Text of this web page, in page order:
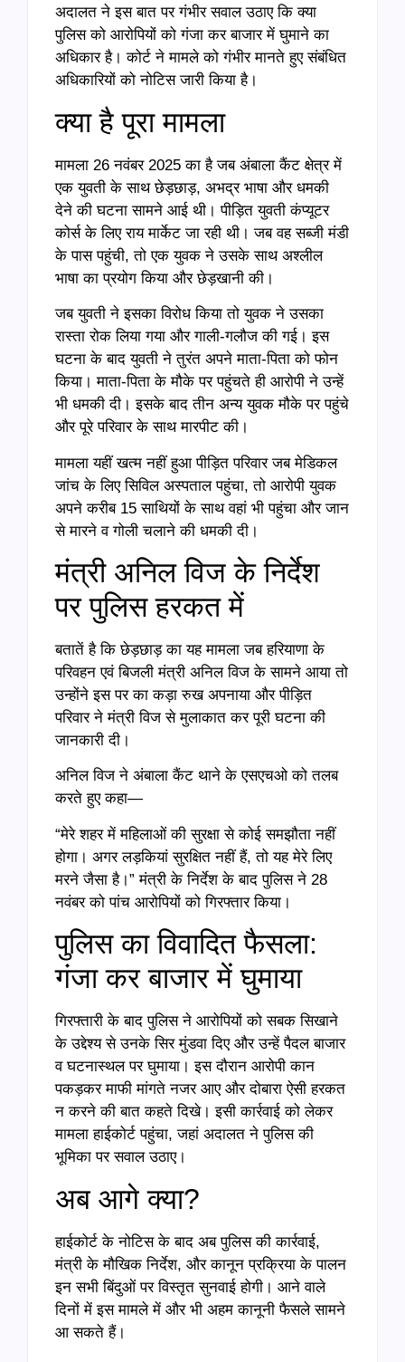
अदालत ने इस बात पर गंभीर सवाल उठाए कि क्या
पुलिस को आरोपियों को गंजा कर बाजार में घुमाने का
अधिकार है। कोर्ट ने मामले को गंभीर मानते हुए संबंधित
अधिकारियों को नोटिस जारी किया है।
क्या है पूरा मामला
मामला 26 नवंबर 2025 का है जब अंबाला कैंट क्षेत्र में
एक युवती के साथ छेड़छाड़, अभद्र भाषा और धमकी
देने की घटना सामने आई थी। पीड़ित युवती कंप्यूटर
कोर्स के लिए राय मार्केट जा रही थी। जब वह सब्जी मंडी
के पास पहुंची, तो एक युवक ने उसके साथ अश्लील
भाषा का प्रयोग किया और छेड़खानी की।
जब युवती ने इसका विरोध किया तो युवक ने उसका
रास्ता रोक लिया गया और गाली-गलौज की गई। इस
घटना के बाद युवती ने तुरंत अपने माता-पिता को फोन
किया। माता-पिता के मौके पर पहुंचते ही आरोपी ने उन्हें
भी धमकी दी। इसके बाद तीन अन्य युवक मौके पर पहुंचे
और पूरे परिवार के साथ मारपीट की।
मामला यहीं खत्म नहीं हुआ पीड़ित परिवार जब मेडिकल
जांच के लिए सिविल अस्पताल पहुंचा, तो आरोपी युवक
अपने करीब 15 साथियों के साथ वहां भी पहुंचा और जान
से मारने व गोली चलाने की धमकी दी।
मंत्री अनिल विज के निर्देश
पर पुलिस हरकत में
बतातें है कि छेड़छाड़ का यह मामला जब हरियाणा के
परिवहन एवं बिजली मंत्री अनिल विज के सामने आया तो
उन्होंने इस पर का कड़ा रुख अपनाया और पीड़ित
परिवार ने मंत्री विज से मुलाकात कर पूरी घटना की
जानकारी दी।
अनिल विज ने अंबाला कैंट थाने के एसएचओ को तलब
करते हुए कहा—
“मेरे शहर में महिलाओं की सुरक्षा से कोई समझौता नहीं
होगा। अगर लड़कियां सुरक्षित नहीं हैं, तो यह मेरे लिए
मरने जैसा है।” मंत्री के निर्देश के बाद पुलिस ने 28
नवंबर को पांच आरोपियों को गिरफ्तार किया।
पुलिस का विवादित फैसला:
गंजा कर बाजार में घुमाया
गिरफ्तारी के बाद पुलिस ने आरोपियों को सबक सिखाने
के उद्देश्य से उनके सिर मुंडवा दिए और उन्हें पैदल बाजार
व घटनास्थल पर घुमाया। इस दौरान आरोपी कान
पकड़कर माफी मांगते नजर आए और दोबारा ऐसी हरकत
न करने की बात कहते दिखे। इसी कार्रवाई को लेकर
मामला हाईकोर्ट पहुंचा, जहां अदालत ने पुलिस की
भूमिका पर सवाल उठाए।
अब आगे क्या?
हाईकोर्ट के नोटिस के बाद अब पुलिस की कार्रवाई,
मंत्री के मौखिक निर्देश, और कानून प्रक्रिया के पालन
इन सभी बिंदुओं पर विस्तृत सुनवाई होगी। आने वाले
दिनों में इस मामले में और भी अहम कानूनी फैसले सामने
आ सकते हैं।